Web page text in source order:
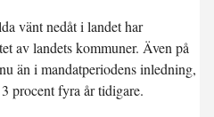
vänt nedåt i landet har
av landets kommuner. Även på
än i mandatperiodens inledning,
procent fyra år tidigare.